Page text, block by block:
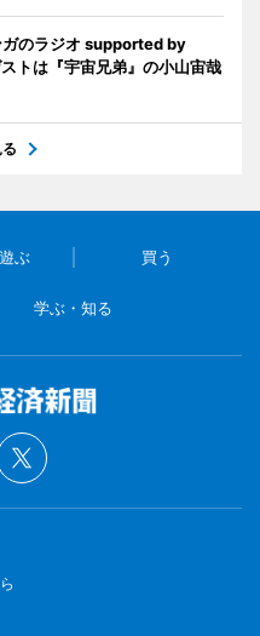
ガのラジオ supported by
トは『宇宙兄弟』の小山宙哉
ぶ 買う
学ぶ・知る